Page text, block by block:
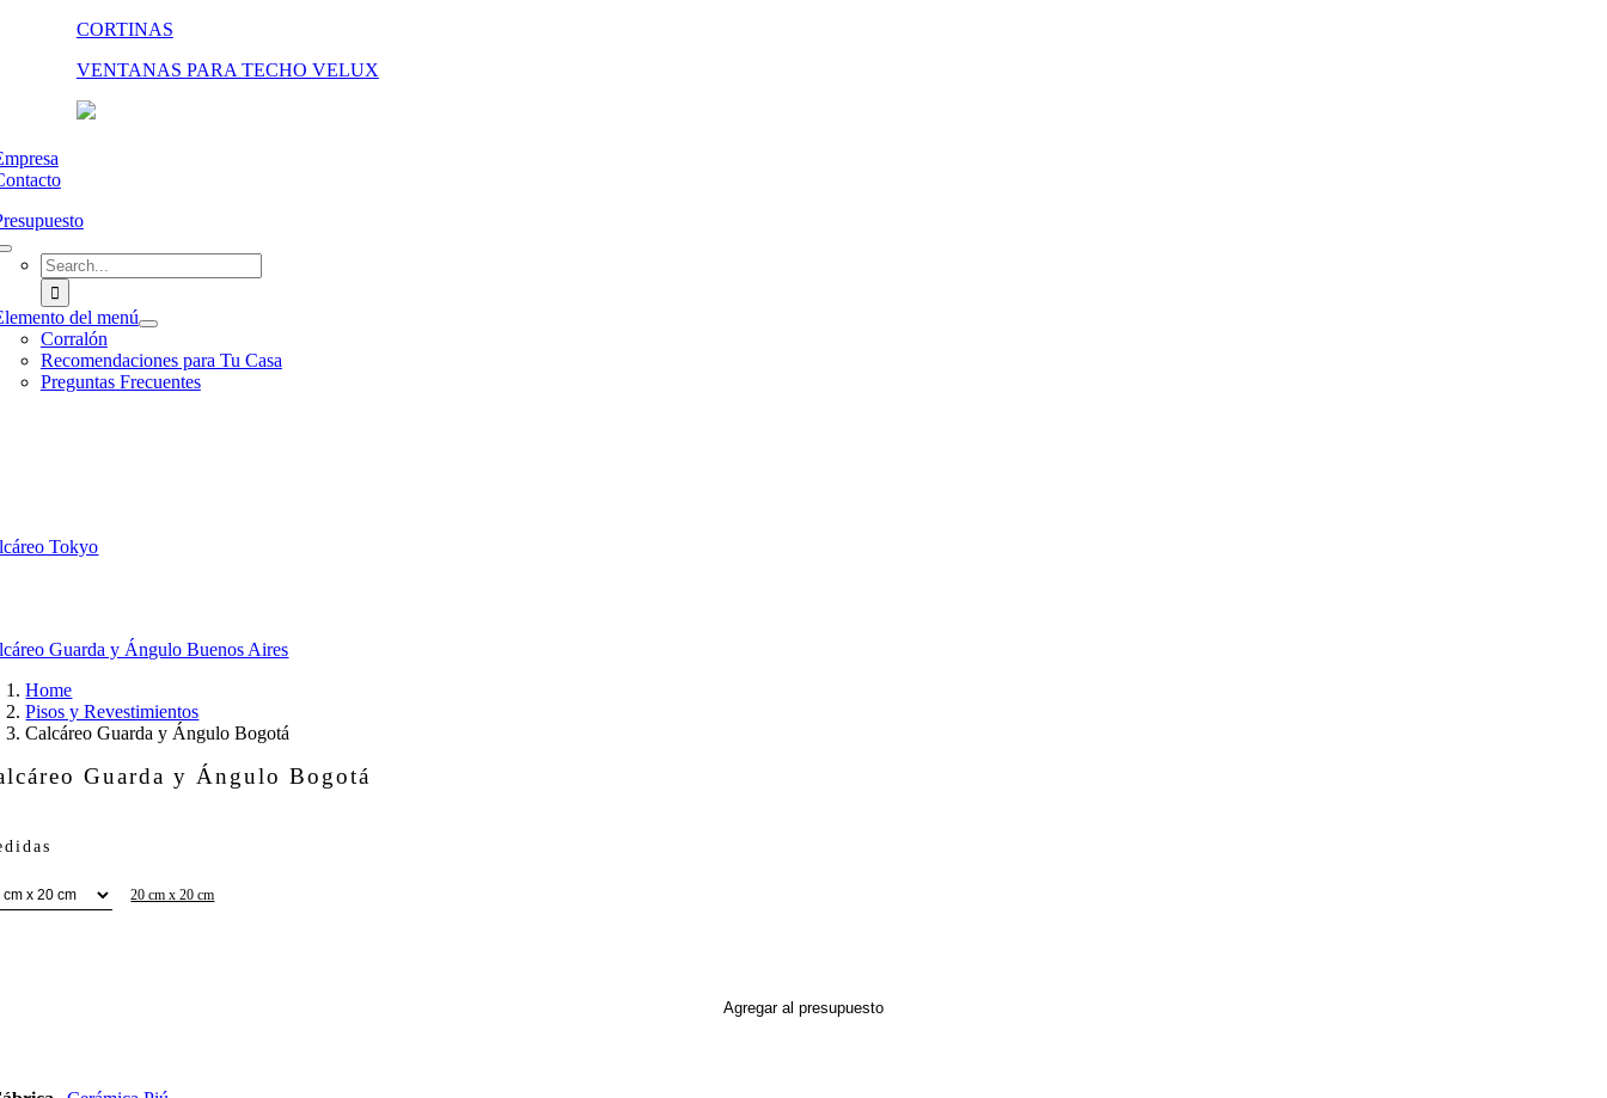
CORTINAS
VENTANAS PARA TECHO VELUX
Search
for:
del menú
Corralón
Recomendaciones para Tu Casa
Preguntas Frecuentes
Tokyo
Guarda y Ángulo Buenos Aires
Home
Pisos y Revestimientos
Calcáreo Guarda y Ángulo Bogotá
Guarda y Ángulo Bogotá
20 cm x 20 cm
Agregar al presupuesto